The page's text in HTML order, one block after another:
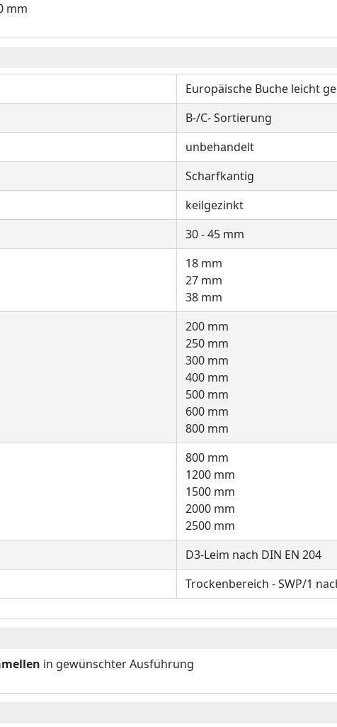
mm
Europäische Buche leicht
B-/C- Sortierung
unbehandelt
Scharfkantig
keilgezinkt
30 - 45 mm
18 mm
27 mm
38 mm
200 mm
250 mm
300 mm
400 mm
500 mm
600 mm
800 mm
800 mm
1200 mm
1500 mm
2000 mm
2500 mm
D3-Leim nach DIN EN 204
Trockenbereich - SWP/1
in gewünschter Ausführung